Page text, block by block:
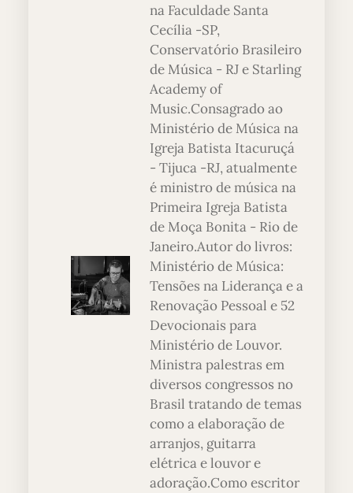
na Faculdade Santa
Cecília -SP,
Conservatório Brasileiro
de Música - RJ e Starling
Academy of
Music.Consagrado ao
Ministério de Música na
Igreja Batista Itacuruçá
- Tijuca -RJ, atualmente
é ministro de música na
Primeira Igreja Batista
de Moça Bonita - Rio de
Janeiro.Autor do livros:
Ministério de Música:
Tensões na Liderança e a
Renovação Pessoal e 52
Devocionais para
Ministério de Louvor.
Ministra palestras em
diversos congressos no
Brasil tratando de temas
como a elaboração de
arranjos, guitarra
elétrica e louvor e
adoração.Como escritor